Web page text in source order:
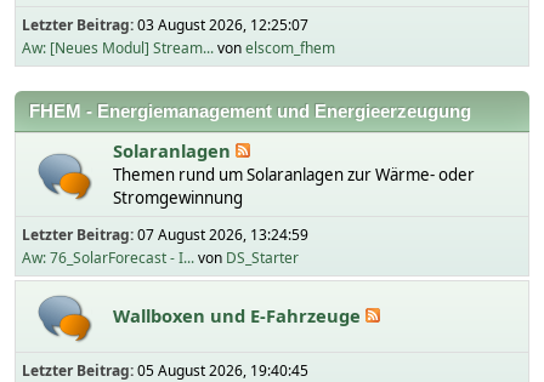
Letzter Beitrag:03 August 2026, 12:25:07
Aw: [Neues Modul] Stream...vonelscom_fhem
FHEM - Energiemanagement und Energieerzeugung
Solaranlagen
Themen rund um Solaranlagen zur Wärme- oder
Stromgewinnung
Letzter Beitrag:07 August 2026, 13:24:59
Aw: 76_SolarForecast - I...von DS_Starter
Wallboxen und E-Fahrzeuge
Letzter Beitrag:05 August 2026, 19:40:45